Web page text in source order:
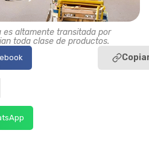
es altamente transitada por
toda clase de productos.